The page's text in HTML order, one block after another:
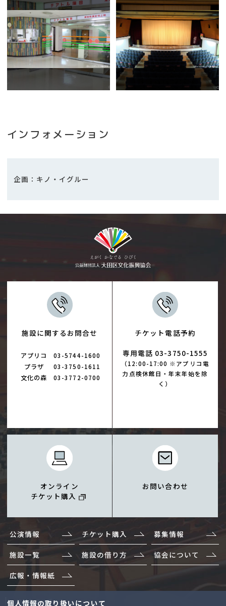
個人情報の取り扱いについて
インフォメーション
企画：キノ・イグルー
施設に関するお問合せ
アプリコ 03-5744-1600
プラザ 03-3750-1611
文化の森 03-3772-0700
チケット電話予約
専用電話 03-3750-1555
（12:00-17:00 ※アプリコ電
力点検休館日・年末年始を除
く）
オンライン
チケット購入
お問い合わせ
公演情報 チケット購入 募集情報
施設一覧 施設の借り方 協会について
広報・情報紙
サイトマップ